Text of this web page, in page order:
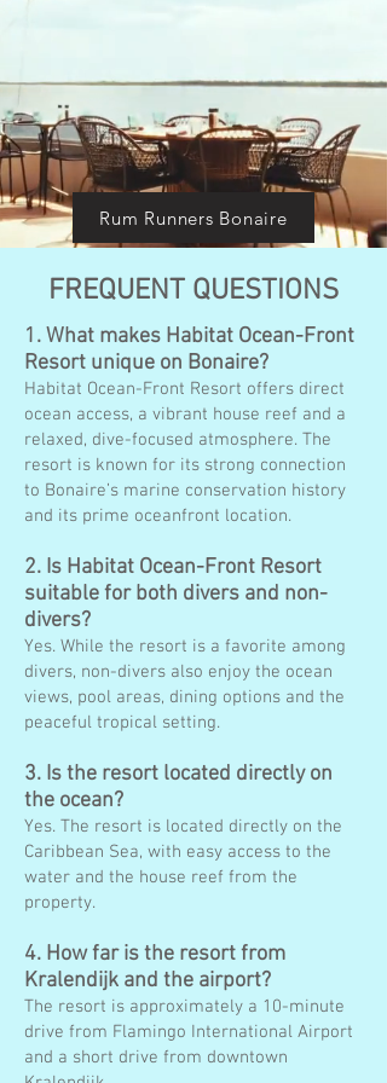
Rum Runners Bonaire
FREQUENT QUESTIONS
1. What makes Habitat Ocean-Front
Resort unique on Bonaire?
Habitat Ocean-Front Resort offers direct
ocean access, a vibrant house reef and a
relaxed, dive-focused atmosphere. The
resort is known for its strong connection
to Bonaire’s marine conservation history
and its prime oceanfront location.
2. Is Habitat Ocean-Front Resort
suitable for both divers and non-
divers?
Yes. While the resort is a favorite among
divers, non-divers also enjoy the ocean
views, pool areas, dining options and the
peaceful tropical setting.
3. Is the resort located directly on
the ocean?
Yes. The resort is located directly on the
Caribbean Sea, with easy access to the
water and the house reef from the
property.
4. How far is the resort from
Kralendijk and the airport?
The resort is approximately a 10-minute
drive from Flamingo International Airport
and a short drive from downtown